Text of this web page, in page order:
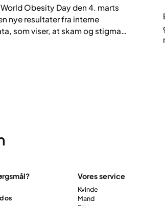
Obesity Day den 4. marts
nye resultater fra interne
som viser, at skam og stigma
os
Vores service
Kvinde
Mand